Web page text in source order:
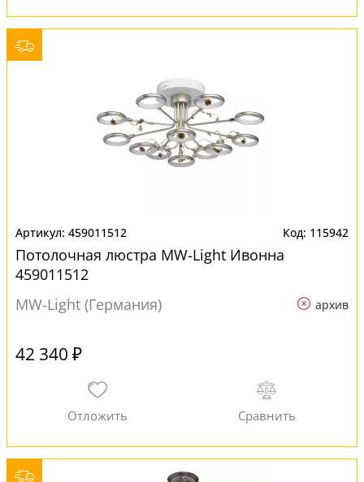
459011512 115942
Потолочная люстра MW-Light Ивонна
459011512
MW-Light (Германия)
архив
42 340 ₽